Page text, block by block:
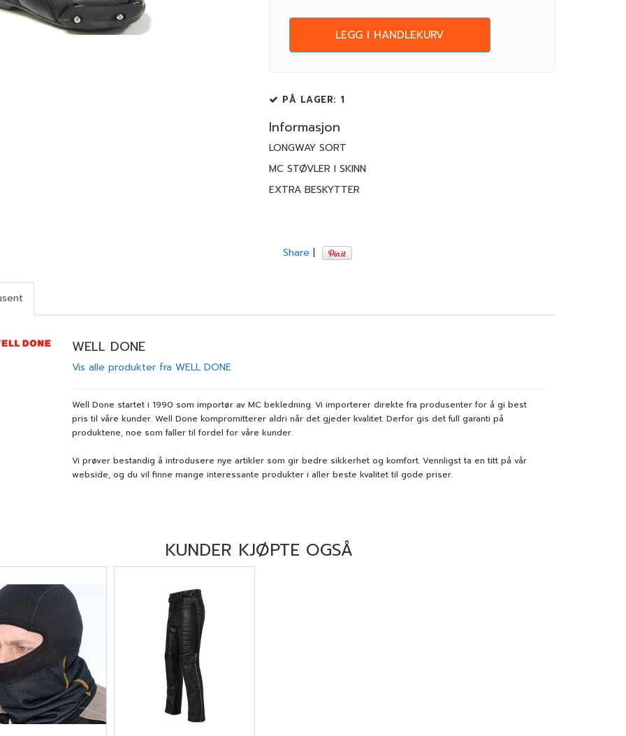
LEGG I HANDLEKURV
PÅ LAGER: 1
Informasjon
LONGWAY SORT
MC STØVLER I SKINN
EXTRA BESKYTTER
Share |
WELL DONE
Vis alle produkter fra WELL DONE
Well Done startet i 1990 som importør av MC bekledning. Vi importerer direkte fra produsenter for å gi best
pris til våre kunder. Well Done kompromitterer aldri når det gjeder kvalitet. Derfor gis det full garanti på
produktene, noe som faller til fordel for våre kunder.
Vi prøver bestandig å introdusere nye artikler som gir bedre sikkerhet og komfort. Vennligst ta en titt på vår
webside, og du vil finne mange interessante produkter i aller beste kvalitet til gode priser.
KUNDER KJØPTE OGSÅ